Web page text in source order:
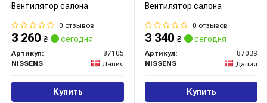
Вентилятор салона
0 отзывов
3 260 ₴ сегодня
Артикул:
87105
NISSENS
Дания
Купить
Вентилятор салона
0 отзывов
3 340 ₴ сегодня
Артикул:
87039
NISSENS
Дания
Купить